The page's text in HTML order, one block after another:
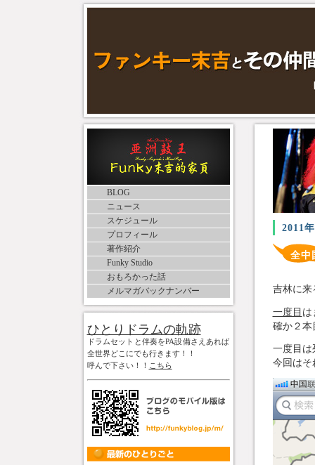
BLOG
ニュース
スケジュール
プロフィール
著作紹介
Funky Studio
おもろかった話
メルマガバックナンバー
ひとりドラムの軌跡
ドラムセットと伴奏をPA設備さえあれば
全世界どこにでも行きます！！
呼んで下さい！！ こちら
2011
全中
吉林に来
一度目は
確か２本
一度目は
今回はそ